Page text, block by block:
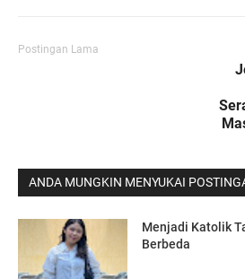
Postingan Lama
ANDA MUNGKIN MENYUKAI
Menjadi Katolik
Berbeda